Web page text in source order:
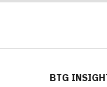
BTG